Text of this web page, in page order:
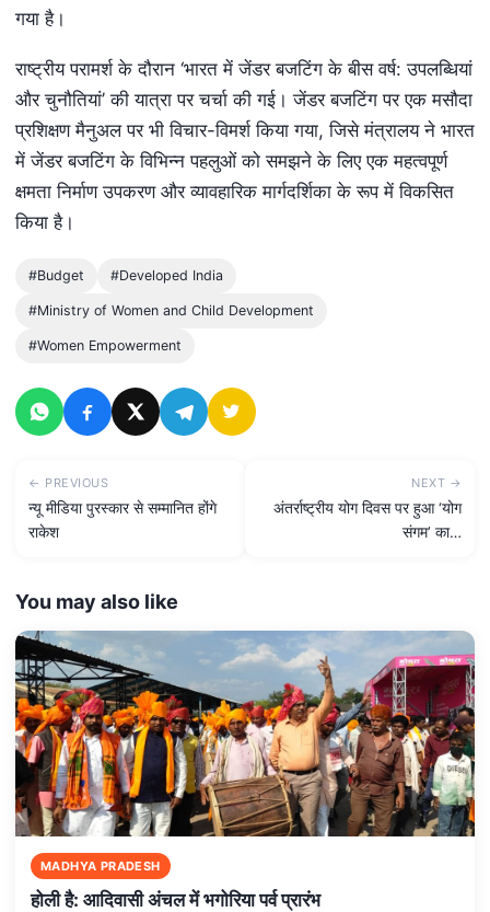
गया है।
राष्ट्रीय परामर्श के दौरान ‘भारत में जेंडर बजटिंग के बीस वर्ष: उपलब्धियां
और चुनौतियां’ की यात्रा पर चर्चा की गई। जेंडर बजटिंग पर एक मसौदा
प्रशिक्षण मैनुअल पर भी विचार-विमर्श किया गया, जिसे मंत्रालय ने भारत
में जेंडर बजटिंग के विभिन्न पहलुओं को समझने के लिए एक महत्वपूर्ण
क्षमता निर्माण उपकरण और व्यावहारिक मार्गदर्शिका के रूप में विकसित
किया है।
#Budget #Developed India
#Ministry of Women and Child Development
#Women Empowerment
← PREVIOUS
न्यू मीडिया पुरस्कार से सम्मानित होंगे
राकेश
NEXT →
अंतर्राष्ट्रीय योग दिवस पर हुआ ‘योग
संगम’ का…
You may also like
MADHYA PRADESH
होली है: आदिवासी अंचल में भगोरिया पर्व प्रारंभ